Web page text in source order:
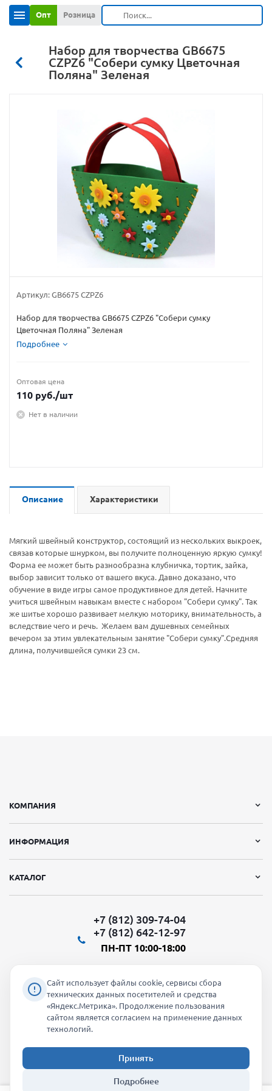
Опт Розница
Набор для творчества GB6675
CZPZ6 "Собери сумку Цветочная
Поляна" Зеленая
Артикул: GB6675 CZPZ6
Набор для творчества GB6675 CZPZ6 "Собери сумку
Цветочная Поляна" Зеленая
Подробнее
Оптовая цена
110 руб./шт
Нет в наличии
Описание Характеристики
Мягкий швейный конструктор, состоящий из нескольких выкроек,
связав которые шнурком, вы получите полноценную яркую сумку!
Форма ее может быть разнообразна клубничка, тортик, зайка,
выбор зависит только от вашего вкуса. Давно доказано, что
обучение в виде игры самое продуктивное для детей. Начните
учиться швейным навыкам вместе с набором "Собери сумку". Так
же шитье хорошо развивает мелкую моторику, внимательность, а
вследствие чего и речь. Желаем вам душевных семейных
вечером за этим увлекательным занятие "Собери сумку".Средняя
длина, получившейся сумки 23 см.
КОМПАНИЯ
ИНФОРМАЦИЯ
КАТАЛОГ
+7 (812) 309-74-04
+7 (812) 642-12-97
ПН-ПТ 10:00-18:00
Мы в социальных сетях:
2026 © "Молти" - оптовый магазин
info@molti-shop.ru
Сайт использует файлы cookie, сервисы сбора
технических данных посетителей и средства
«Яндекс.Метрика». Продолжение пользования
сайтом является согласием на применение данных
технологий.
Принять
Подробнее